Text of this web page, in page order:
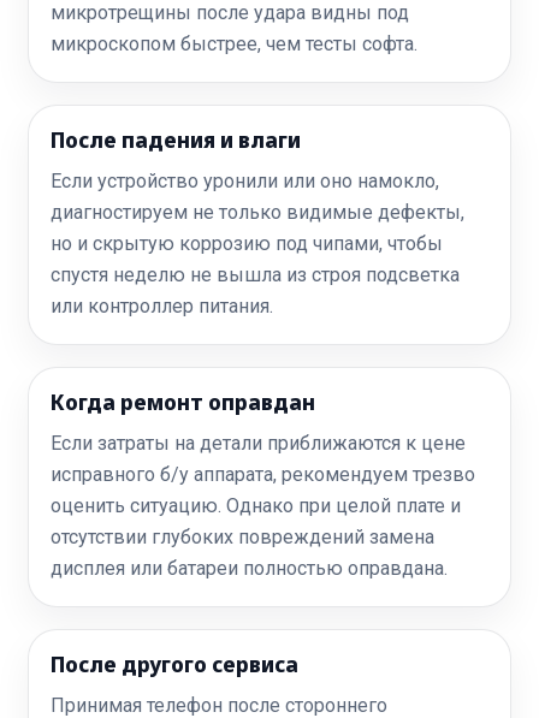
микротрещины после удара видны под
микроскопом быстрее, чем тесты софта.
После падения и влаги
Если устройство уронили или оно намокло,
диагностируем не только видимые дефекты,
но и скрытую коррозию под чипами, чтобы
спустя неделю не вышла из строя подсветка
или контроллер питания.
Когда ремонт оправдан
Если затраты на детали приближаются к цене
исправного б/у аппарата, рекомендуем трезво
оценить ситуацию. Однако при целой плате и
отсутствии глубоких повреждений замена
дисплея или батареи полностью оправдана.
После другого сервиса
Принимая телефон после стороннего